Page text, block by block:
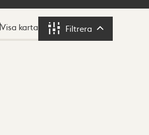
Visa karta Filtrera Filtrera